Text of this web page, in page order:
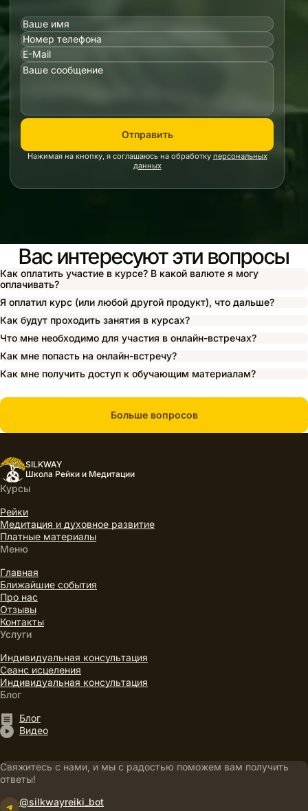
Отправить
Нажимая на кнопку, я соглашаюсь на обработку персональных
данных
Вас интересуют эти вопросы
Как оплатить участие в курсе? В какой валюте я могу
оплачивать?
Я оплатил курс (или любой другой продукт), что дальше?
Как будут проходить занятия в курсах?
Что мне необходимо для участия в онлайн-встречах?
Как мне попасть на онлайн-встречу?
Как мне получить доступ к обучающим материалам?
Больше вопросов
SILKWAY
Школа Рейки и Медитации
Меню
Главная
Ближайшие события
Про нас
Отзывы
Контакты
Курсы
Рейки
Медитация и духовное развитие
Платные материалы
Услуги
Индивидуальная консультация
Сеанс исцеления
Индивидуальная консультация
Блог
Блог
Видео
Свяжитесь с нами, и мы с радостью поможем вам получить
ответы!
Telegram @silkwayreiki_bot